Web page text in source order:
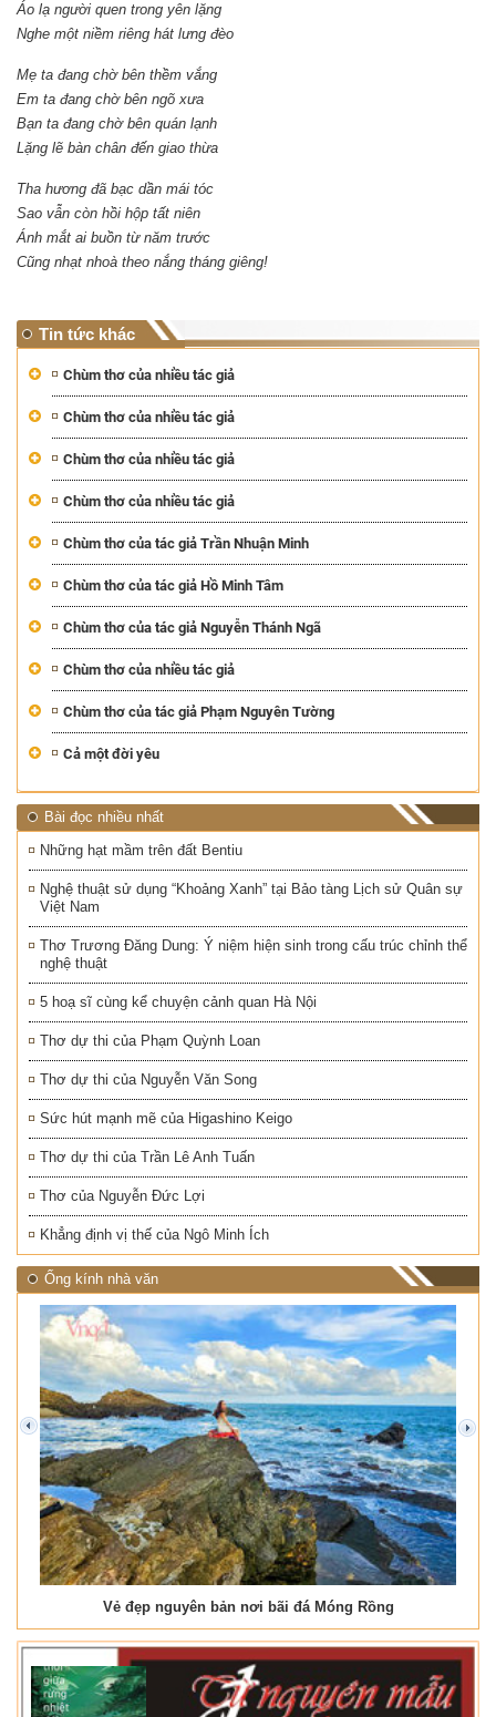
Áo lạ người quen trong yên lặng
Nghe một niềm riêng hát lưng đèo
Mẹ ta đang chờ bên thềm vắng
Em ta đang chờ bên ngõ xưa
Bạn ta đang chờ bên quán lạnh
Lặng lẽ bàn chân đến giao thừa
Tha hương đã bạc dần mái tóc
Sao vẫn còn hồi hộp tất niên
Ánh mắt ai buồn từ năm trước
Cũng nhạt nhoà theo nắng tháng giêng!
Tin tức khác
Chùm thơ của nhiều tác giả
Chùm thơ của nhiều tác giả
Chùm thơ của nhiều tác giả
Chùm thơ của nhiều tác giả
Chùm thơ của tác giả Trần Nhuận Minh
Chùm thơ của tác giả Hồ Minh Tâm
Chùm thơ của tác giả Nguyễn Thánh Ngã
Chùm thơ của nhiều tác giả
Chùm thơ của tác giả Phạm Nguyên Tường
Cả một đời yêu
Bài đọc nhiều nhất
Những hạt mầm trên đất Bentiu
Nghệ thuật sử dụng “Khoảng Xanh” tại Bảo tàng Lịch sử Quân sự
Việt Nam
Thơ Trương Đăng Dung: Ý niệm hiện sinh trong cấu trúc chỉnh thể
nghệ thuật
5 hoạ sĩ cùng kể chuyện cảnh quan Hà Nội
Thơ dự thi của Phạm Quỳnh Loan
Thơ dự thi của Nguyễn Văn Song
Sức hút mạnh mẽ của Higashino Keigo
Thơ dự thi của Trần Lê Anh Tuấn
Thơ của Nguyễn Đức Lợi
Khẳng định vị thế của Ngô Minh Ích
Ống kính nhà văn
Vẻ đẹp nguyên bản nơi bãi đá Móng Rồng
prev next